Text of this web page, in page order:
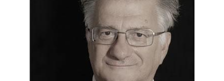
Klein Sándor
Vezető tanácsadó
1992-ben Kiss Juliannával közösen
alapította meg az SHL Hungary Kft-
t a modern kiválasztási eszközök
népszerűsítésére, melynek jelenleg
is tanácsadója és résztulajdonosa.